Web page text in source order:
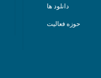
دانلود ها
حوزه فعالیت